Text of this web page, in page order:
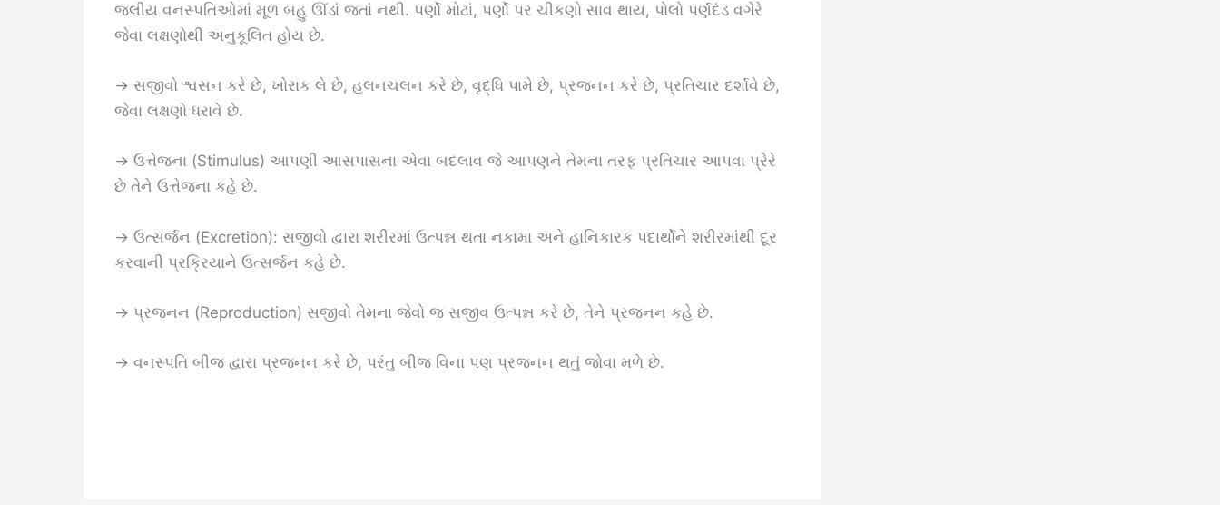
જલીય વનસ્પતિઓમાં મૂળ બહુ ઊંડાં જતાં નથી. પર્ણો મોટાં, પર્ણો પર ચીકણો સાવ થાય, પોલો પર્ણદંડ વગેરે
જેવા લક્ષણોથી અનુકૂલિત હોય છે.
→ સજીવો શ્વસન કરે છે, ખોરાક લે છે, હલનચલન કરે છે, વૃદ્ધિ પામે છે, પ્રજનન કરે છે, પ્રતિચાર દર્શાવે છે,
જેવા લક્ષણો ધરાવે છે.
→ ઉત્તેજના (Stimulus) આપણી આસપાસના એવા બદલાવ જે આપણને તેમના તરફ પ્રતિચાર આપવા પ્રેરે
છે તેને ઉત્તેજના કહે છે.
→ ઉત્સર્જન (Excretion): સજીવો દ્વારા શરીરમાં ઉત્પન્ન થતા નકામા અને હાનિકારક પદાર્થોને શરીરમાંથી દૂર
કરવાની પ્રક્રિયાને ઉત્સર્જન કહે છે.
→ પ્રજનન (Reproduction) સજીવો તેમના જેવો જ સજીવ ઉત્પન્ન કરે છે, તેને પ્રજનન કહે છે.
→ વનસ્પતિ બીજ દ્વારા પ્રજનન કરે છે, પરંતુ બીજ વિના પણ પ્રજનન થતું જોવા મળે છે.